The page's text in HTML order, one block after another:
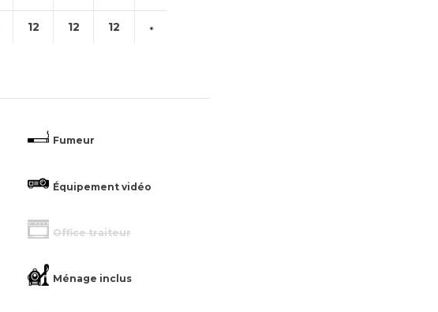
12 12 12
Fumeur
Équipement vidéo
Office traiteur
Ménage inclus